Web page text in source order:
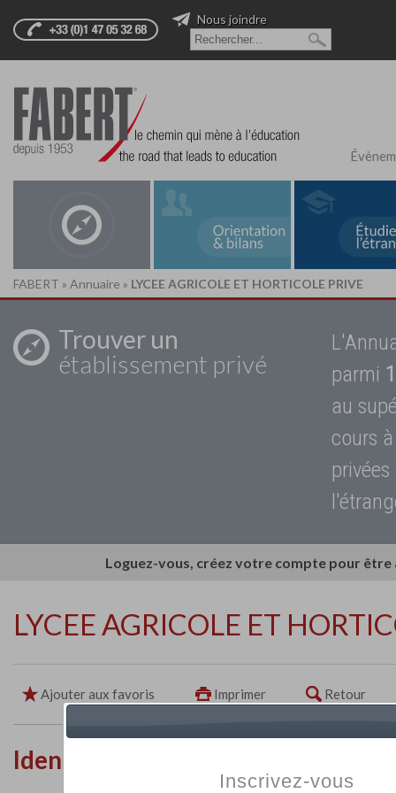
Nous joindre
FABERT » Annuaire » LYCEE AGRICOLE ET HORTICOLE PRIVE
Trouver un
établissement privé
parmi
au
cours
Loguez-vous, créez votre compte pour
LYCEE AGRICOLE ET
Ajouter aux favoris Imprimer Retour
Identité de l'établissement
Inscrivez-vous